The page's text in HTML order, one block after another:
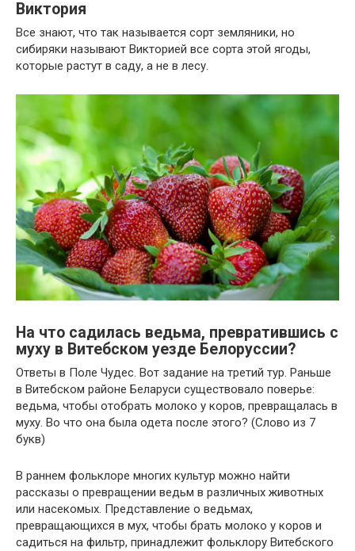
Виктория
Все знают, что так называется сорт земляники, но
сибиряки называют Викторией все сорта этой ягоды,
которые растут в саду, а не в лесу.
На что садилась ведьма, превратившись с
муху в Витебском уезде Белоруссии?
Ответы в Поле Чудес. Вот задание на третий тур. Раньше
в Витебском районе Беларуси существовало поверье:
ведьма, чтобы отобрать молоко у коров, превращалась в
муху. Во что она была одета после этого? (Слово из 7
букв)
В раннем фольклоре многих культур можно найти
рассказы о превращении ведьм в различных животных
или насекомых. Представление о ведьмах,
превращающихся в мух, чтобы брать молоко у коров и
садиться на фильтр, принадлежит фольклору Витебского